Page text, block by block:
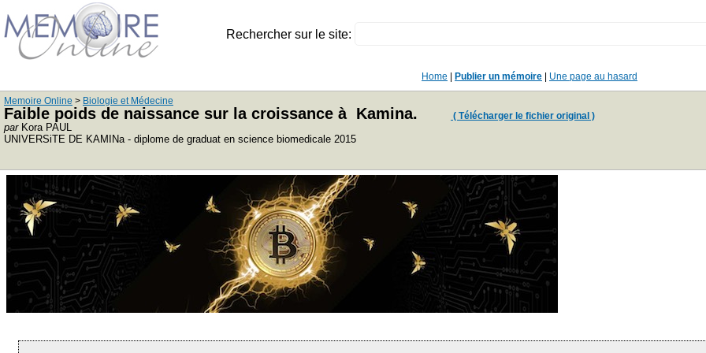
Rechercher sur le site:
Home Publier un mémoire Une page au hasard
Memoire Online > Biologie et Médecine
Faible poids de naissance sur la croissance à Kamina. ( Télécharger le fichier original )
parKora PAUL
UNIVERSiTE DE KAMINa - diplome de graduat en science biomedicale 2015